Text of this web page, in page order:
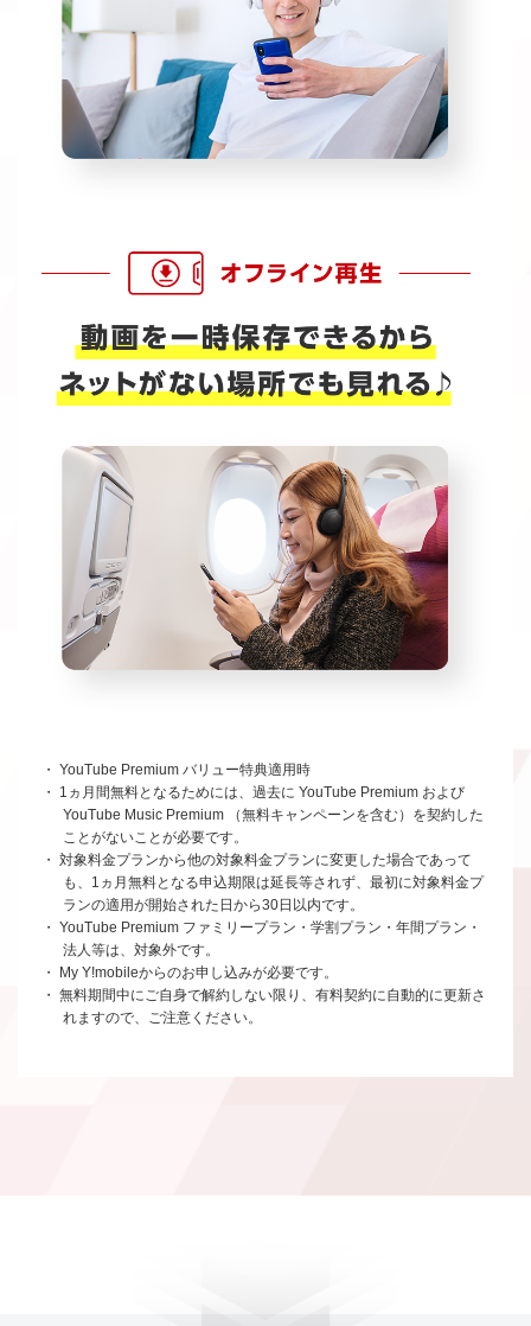
・ YouTube Premium バリュー特典適用時
・ 1ヵ月間無料となるためには、過去に YouTube Premium および
YouTube Music Premium （無料キャンペーンを含む）を契約した
ことがないことが必要です。
・ 対象料金プランから他の対象料金プランに変更した場合であって
も、1ヵ月無料となる申込期限は延長等されず、最初に対象料金プ
ランの適用が開始された日から30日以内です。
・ YouTube Premium ファミリープラン・学割プラン・年間プラン・
法人等は、対象外です。
・ My Y!mobileからのお申し込みが必要です。
・ 無料期間中にご自身で解約しない限り、有料契約に自動的に更新さ
れますので、ご注意ください。